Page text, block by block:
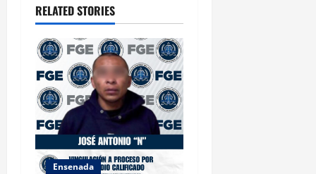
o
n
RELATED STORIES
Ensenada